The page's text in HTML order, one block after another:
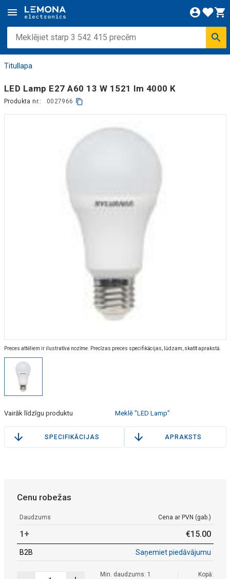
Titullapa
LED Lamp E27 A60 13 W 1521 lm 4000 K
Produkta nr.: 0027966
Preces attēliem ir ilustratīva nozīme. Precīzas preces specifikācijas, lūdzam, skatīt aprakstā.
Vairāk līdzīgu produktu Meklē "LED Lamp"
SPECIFIKĀCIJAS APRAKSTS
Cenu robežas
Daudzums Cena ar PVN (gab.)
1+ €15.00
B2B Saņemiet piedāvājumu
Min. daudzums: 1
Kopā: